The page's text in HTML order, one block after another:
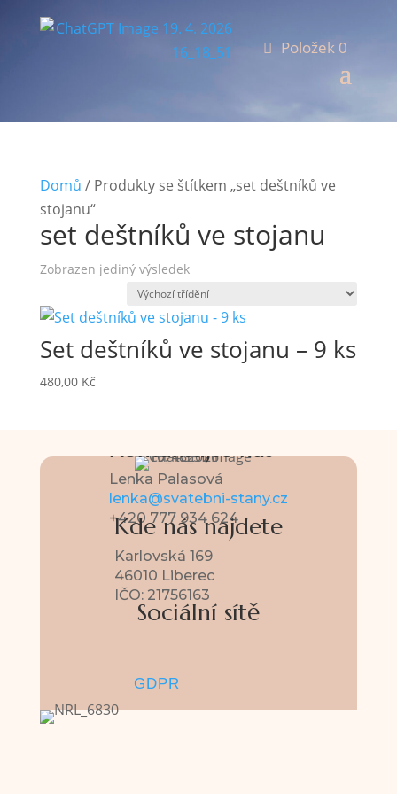
Položek 0
Domů / Produkty se štítkem „set deštníků ve
stojanu“
set deštníků ve stojanu
Zobrazen jediný výsledek
Set deštníků ve stojanu – 9 ks
480,00 Kč
Kontaktujte nás
Lenka Palasová
lenka@svatebni-stany.cz
+420 777 934 624
Kde nás najdete
Karlovská 169
46010 Liberec
IČO: 21756163
Sociální sítě
SledovatSledovat
GDPR